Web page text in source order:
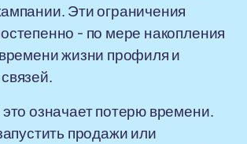
Эти ограничения
- по мере накопления
жизни профиля и
означает потерю времени.
продажи или